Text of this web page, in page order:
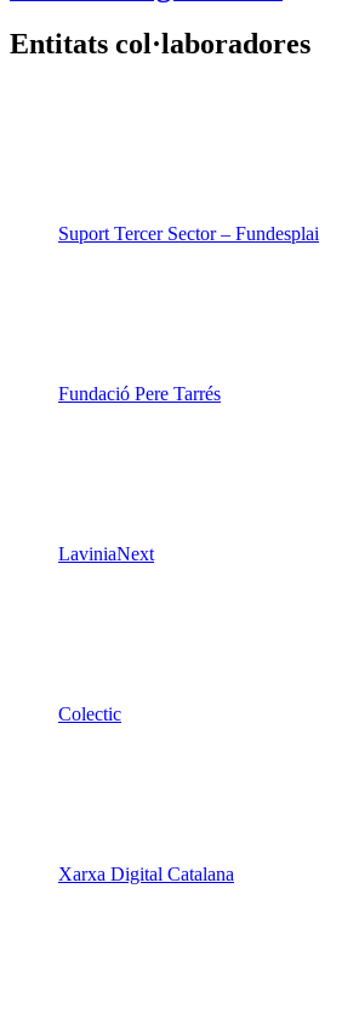
Entitats col·laboradores
Suport Tercer Sector – Fundesplai
Fundació Pere Tarrés
LaviniaNext
Colectic
Xarxa Digital Catalana